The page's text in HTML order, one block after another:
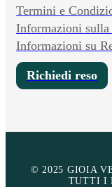
Termini e
Informazioni sulla
Informazioni su
Richiedi reso
© 2025 GIOIA
TUTTI I